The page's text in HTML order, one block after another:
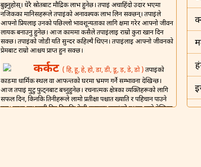
बुझ्नुहोस्। धेरै स्रोतबाट मौद्रिक लाभ हुनेछ। तपाईं अचाहिंदो उदार भएमा
नजिकका मानिसहरूले तपाईंको अनावश्यक लाभ लिन सक्छन्। तपाईंले
आफ्नो प्रियलाई उनको पछिल्लो भावशून्यताका लागि क्षमा गरेर आफ्नो जीवन
लायक बनाउनु हुनेछ। आज काममा कसैले तपाईंलाई राम्रो कुरा खान दिन
सक्छ। तपाईंको जोडी यति सुन्दर कहिल्यै थिएन। तपाईंलाई आफ्नो जीवनको
प्रेमबाट राम्रो आश्चर्य प्राप्त हुन सक्छ।
कर्कट( हि, हू, हे, हो, डा, डी, डू, ड़, डे, डो )तपाईंको
कार्डमा धार्मिक स्थल वा आफन्तको घरमा भ्रमण गर्ने सम्भावना देखिन्छ।
आज तपाईं मुटु फुट्नबाट बच्नुहुनेछ। रचनात्मक क्षेत्रका व्यक्तिहरूको लागि
सफल दिन, किनकि तिनीहरूले लामो प्रतीक्षा पश्चात ख्याति र पहिचान पाउने
छन्। एउटा लाभदायी दिन किनकि केही कुराहरू तपाईंको पक्षमा जाने देखिन्छ